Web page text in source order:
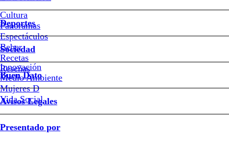
Cultura
Panoramas
Espectáculos
Beber
Recetas
Reseñas
Deportes
Sociedad
Innovación
Medio Ambiente
Mujeres D
Vida Social
Buen Dato
Avisos Legales
Presentado por
Gobierno
acude
al
Tribunal
Constitucional
por
Notas relacionadas
04 de Abril de 2025